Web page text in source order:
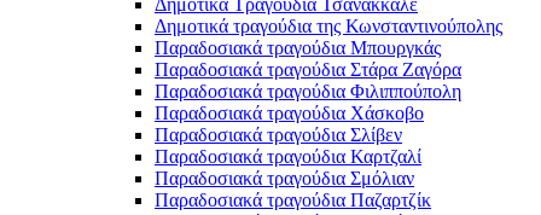
Δημοτικά τραγούδια της Κωνσταντινούπολης
Παραδοσιακά τραγούδια Μπουργκάς
Παραδοσιακά τραγούδια Στάρα Ζαγόρα
Παραδοσιακά τραγούδια Φιλιππούπολη
Παραδοσιακά τραγούδια Χάσκοβο
Παραδοσιακά τραγούδια Σλίβεν
Παραδοσιακά τραγούδια Καρτζαλί
Παραδοσιακά τραγούδια Σμόλιαν
Παραδοσιακά τραγούδια Παζαρτζίκ